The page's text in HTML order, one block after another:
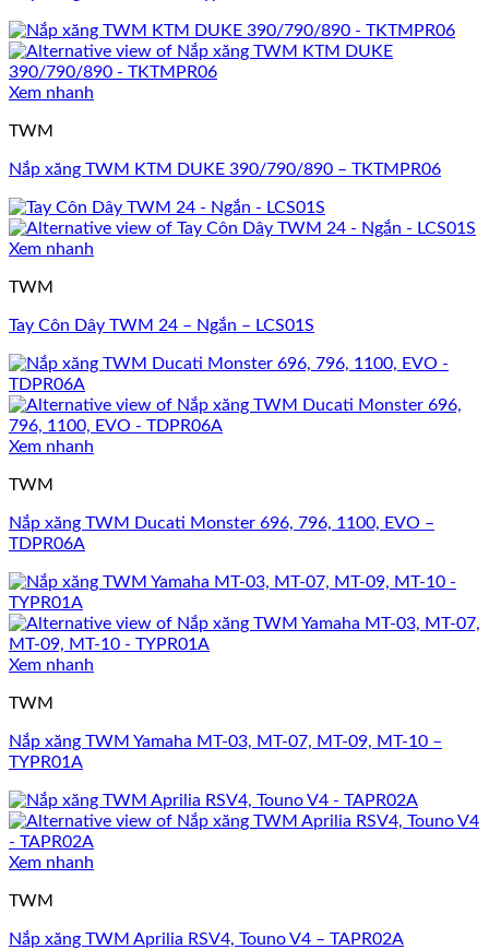
Xem nhanh
TWM
Nắp xăng TWM KTM DUKE 390/790/890 – TKTMPR06
Xem nhanh
TWM
Tay Côn Dây TWM 24 – Ngắn – LCS01S
Xem nhanh
TWM
Nắp xăng TWM Ducati Monster 696, 796, 1100, EVO –
TDPR06A
Xem nhanh
TWM
Nắp xăng TWM Yamaha MT-03, MT-07, MT-09, MT-10 –
TYPR01A
Xem nhanh
TWM
Nắp xăng TWM Aprilia RSV4, Touno V4 – TAPR02A